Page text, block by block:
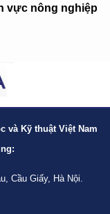
vực nông nghiệp
và Kỹ thuật Việt Nam
Cầu Giấy, Hà Nội.